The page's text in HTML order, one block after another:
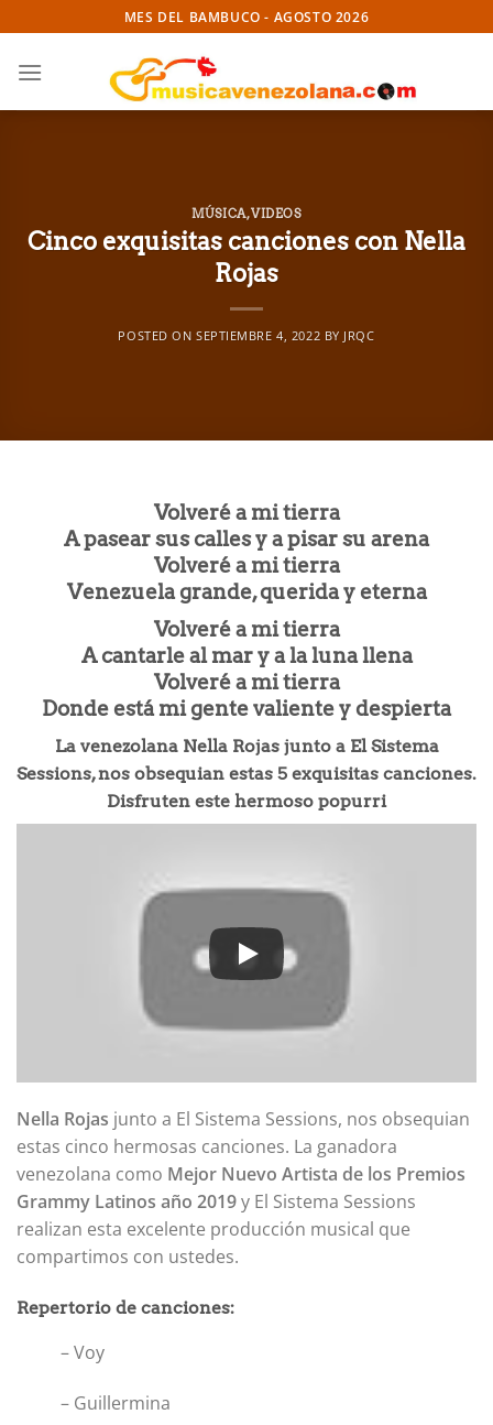
to
content
MES DEL BAMBUCO - AGOSTO 2026
MÚSICA,VIDEOS
Cinco exquisitas canciones con Nella
Rojas
POSTED ON SEPTIEMBRE 4, 2022 BY JRQC
Volveré a mi tierra
A pasear sus calles y a pisar su arena
Volveré a mi tierra
Venezuela grande, querida y eterna
Volveré a mi tierra
A cantarle al mar y a la luna llena
Volveré a mi tierra
Donde está mi gente valiente y despierta
La venezolana Nella Rojas junto a El Sistema
Sessions, nos obsequian estas 5 exquisitas canciones.
Disfruten este hermoso popurri
Nella Rojas junto a El Sistema Sessions, nos obsequian
estas cinco hermosas canciones. La ganadora
venezolana como Mejor Nuevo Artista de los Premios
Grammy Latinos año 2019y El Sistema Sessions
realizan esta excelente producción musical que
compartimos con ustedes.
Repertorio de canciones:
– Voy
– Guillermina